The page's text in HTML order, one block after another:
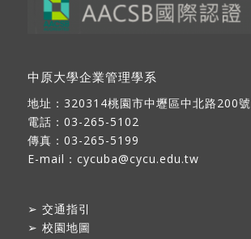
中原大學企業管理學系
地址： 320314桃園市中壢區中北路200號
電話：03-265-5102
傳真：03-265-5199
E-mail： cycuba@cycu.edu.tw
➢ 交通指引
➢ 校園地圖